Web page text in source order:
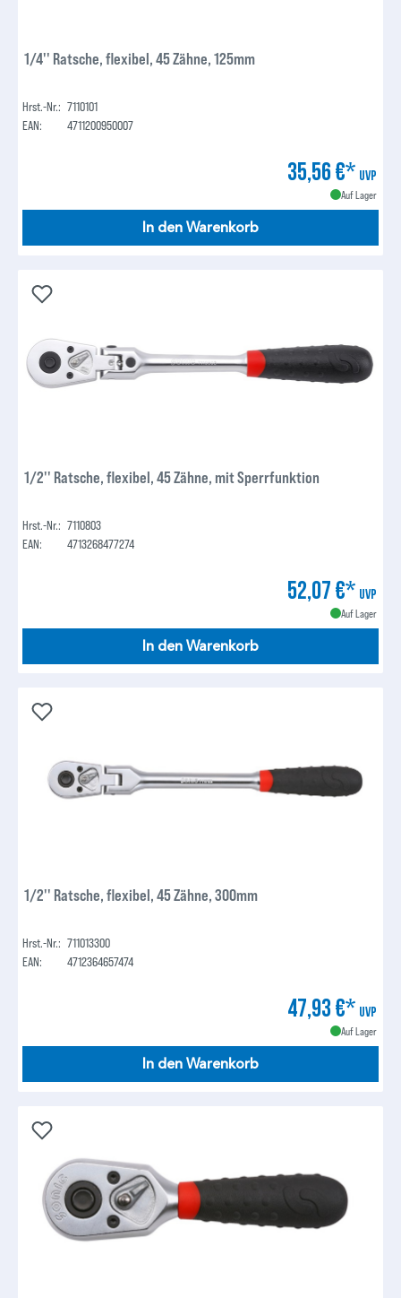
1/4'' Ratsche, flexibel, 45 Zähne, 125mm
Hrst.-Nr.: 7110101
EAN:
4711200950007
35,56 €* UVP
Auf Lager
In den Warenkorb
1/2'' Ratsche, flexibel, 45 Zähne, mit Sperrfunktion
Hrst.-Nr.: 7110803
EAN:
4713268477274
52,07 €* UVP
Auf Lager
In den Warenkorb
1/2'' Ratsche, flexibel, 45 Zähne, 300mm
Hrst.-Nr.: 711013300
EAN:
4712364657474
47,93 €* UVP
Auf Lager
In den Warenkorb